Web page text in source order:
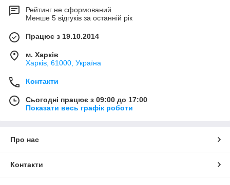
Після оплати замовлення необхідно повідомити
про це нам будь-яким, зручним для Вас,
способом.
Замовлення оформлений і оплачений у той же
день відпускається за цінами, вказаними на
сайті!!! У разі якщо замовлення було
проводитися на наступний день або
бути ПЕРЕРАХОВАНА. Це пов'язано з
коливаннями курсу валют на ринку України.
Рейтинг не сформований
Менше 5 відгуків за останній рік
Працює з 19.10.2014
м. Харків
Харків, 61000, Україна
Контакти
Сьогодні працює з 09:00 до 17:00
Показати весь графік роботи
Про нас
Контакти